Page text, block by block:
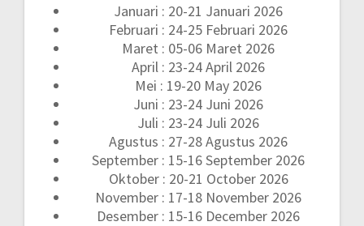
Januari : 20-21 Januari 2026
Februari : 24-25 Februari 2026
Maret : 05-06 Maret 2026
April : 23-24 April 2026
Mei : 19-20 May 2026
Juni : 23-24 Juni 2026
Juli : 23-24 Juli 2026
Agustus : 27-28 Agustus 2026
September : 15-16 September 2026
Oktober : 20-21 October 2026
November : 17-18 November 2026
Desember : 15-16 December 2026